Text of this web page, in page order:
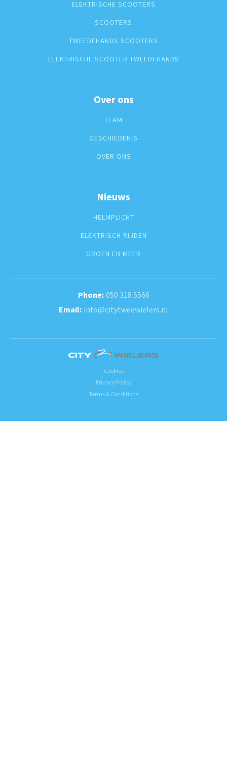
ELEKTRISCHE SCOOTERS
SCOOTERS
TWEEDEHANDS SCOOTERS
ELEKTRISCHE SCOOTER TWEEDEHANDS
Over ons
TEAM
GESCHIEDENIS
OVER ONS
Nieuws
HELMPLICHT
ELEKTRISCH RIJDEN
GROEN EN MEER
050 318 5566
info@citytweewielers.nl
Cookies
Privacy Policy
Terms & Conditions